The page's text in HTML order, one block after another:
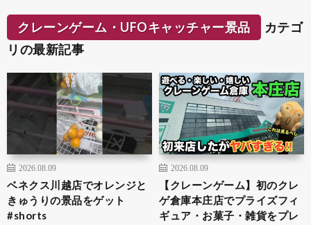
クレーンゲーム・UFOキャッチャー景品
カテゴ
リの最新記事
2026.08.09
ベネクス川越店でオレンジと
きゅうりの景品をゲット
#shorts
2026.08.09
【クレーンゲーム】初のクレ
ゲ倉庫本庄店でプライズフィ
ギュア・お菓子・雑貨をプレ